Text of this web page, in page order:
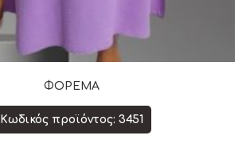
ΦΟΡΕΜΑ
Κωδικός προϊόντος: 3451